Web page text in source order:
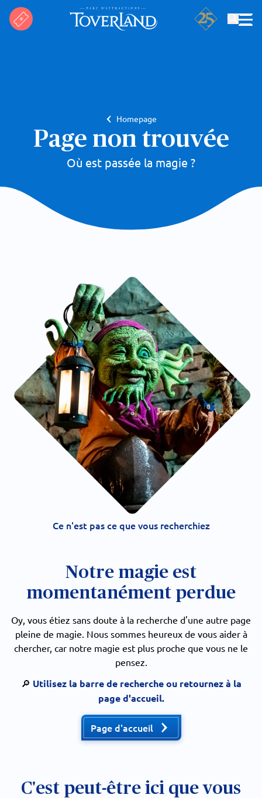
Homepage
Page non trouvée
Où est passée la magie ?
Ce n'est pas ce que vous recherchiez
Notre magie est
momentanément perdue
Oy, vous étiez sans doute à la recherche d'une autre page
pleine de magie. Nous sommes heureux de vous aider à
chercher, car notre magie est plus proche que vous ne le
pensez.
🔎 Utilisez la barre de recherche ou retournez à la
page d'accueil.
Page d'accueil
C'est peut-être ici que vous